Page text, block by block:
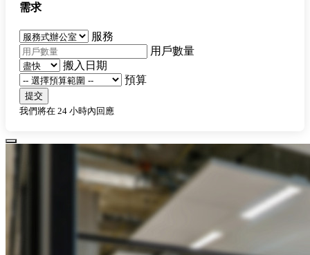
需求
服務
用戶數量
搬入日期
預算
提交
我們將在 24 小時內回應